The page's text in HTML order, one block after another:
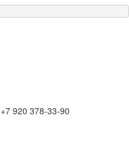
+7 920 378-33-90